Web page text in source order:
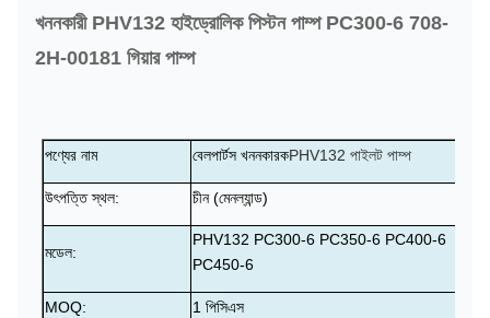
খননকারী PHV132 হাইড্রোলিক পিস্টন পাম্প PC300-6 708-
2H-00181 গিয়ার পাম্প
পণ্যের নাম বেলপার্টস খননকারকPHV132 পাইলট পাম্প
উৎপত্তি স্থল: চীন (মেনল্যান্ড)
মডেল:
PHV132 PC300-6 PC350-6 PC400-6
PC450-6
MOQ: 1 পিসিএস